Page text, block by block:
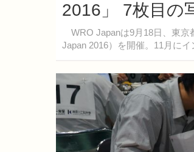
2016」 7枚目の
WRO Japanは9月18日、東京
Japan 2016）を開催。11月に